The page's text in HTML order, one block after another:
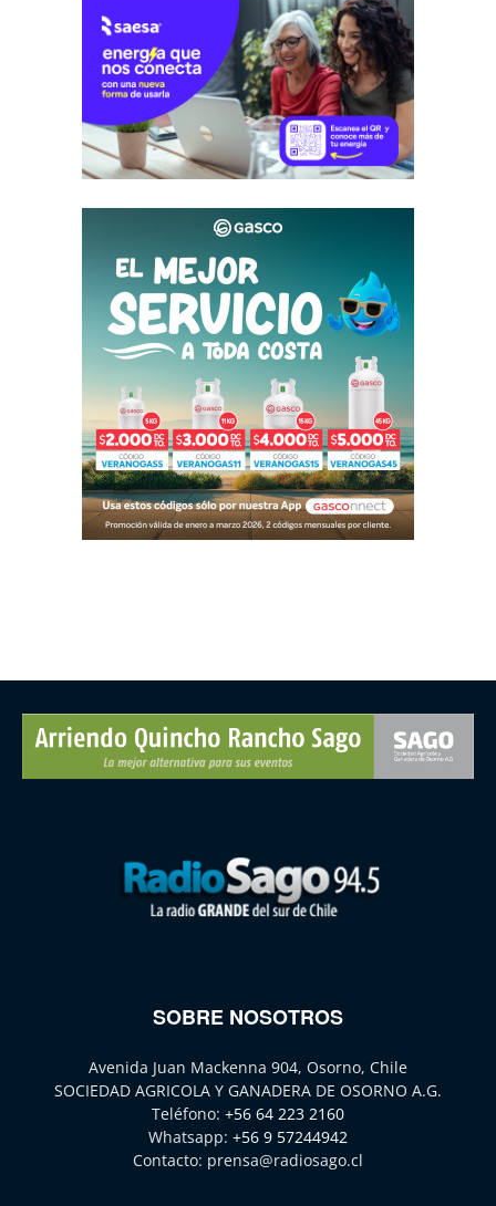
SOBRE NOSOTROS
Avenida Juan Mackenna 904, Osorno, Chile
SOCIEDAD AGRICOLA Y GANADERA DE OSORNO A.G.
Teléfono: +56 64 223 2160
Whatsapp: +56 9 57244942
Contacto: prensa@radiosago.cl